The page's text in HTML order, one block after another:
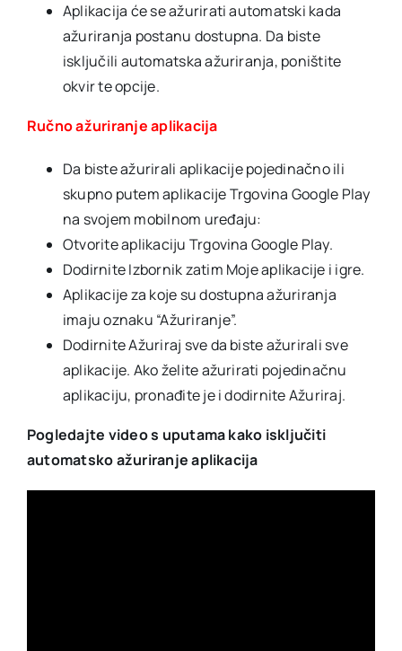
Aplikacija će se ažurirati automatski kada
ažuriranja postanu dostupna. Da biste
isključili automatska ažuriranja, poništite
okvir te opcije.
Ručno ažuriranje aplikacija
Da biste ažurirali aplikacije pojedinačno ili
skupno putem aplikacije Trgovina Google Play
na svojem mobilnom uređaju:
Otvorite aplikaciju Trgovina Google Play.
Dodirnite Izbornik zatim Moje aplikacije i igre.
Aplikacije za koje su dostupna ažuriranja
imaju oznaku “Ažuriranje”.
Dodirnite Ažuriraj sve da biste ažurirali sve
aplikacije. Ako želite ažurirati pojedinačnu
aplikaciju, pronađite je i dodirnite Ažuriraj.
Pogledajte video s uputama kako isključiti
automatsko ažuriranje aplikacija